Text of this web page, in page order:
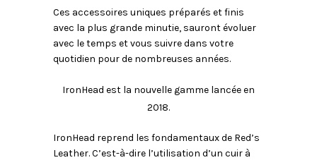
Ces accessoires uniques préparés et finis
avec la plus grande minutie, sauront évoluer
avec le temps et vous suivre dans votre
quotidien pour de nombreuses années.
IronHead est la nouvelle gamme lancée en
2018.
IronHead reprend les fondamentaux de Red’s
Leather. C’est-à-dire l’utilisation d’un cuir à